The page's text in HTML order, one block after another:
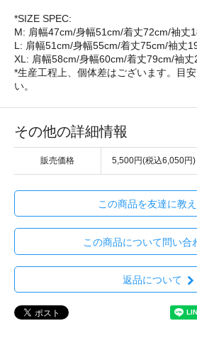
*SIZE SPEC:
M: 肩幅47cm/身幅51cm/着丈72cm/袖丈
L: 肩幅51cm/身幅55cm/着丈75cm/袖丈
XL: 肩幅58cm/身幅60cm/着丈79cm/袖丈
*生産工程上、個体差はございます。目
い。
その他の詳細情報
販売価格 5,500円(税込6,050円)
この商品を友達に教
この商品について問い合
返品について